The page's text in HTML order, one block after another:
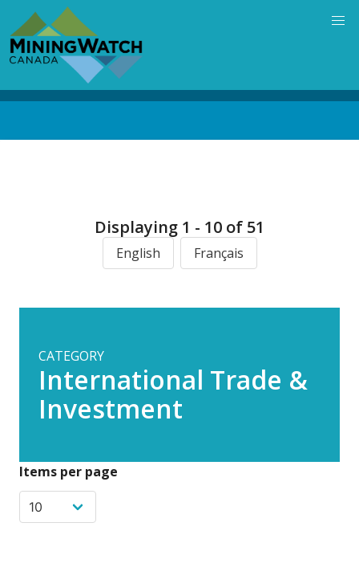
main
content
Displaying 1 - 10 of 51
English Français
CATEGORY
International Trade &
Investment
Items per page